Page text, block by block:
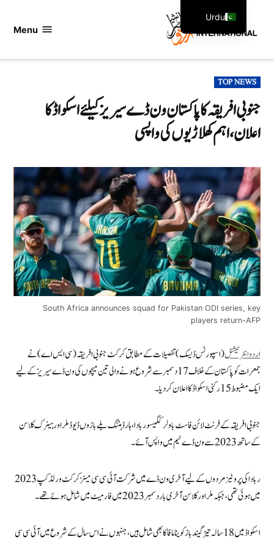
Menu
POSTED
IN
TOP NEWS
جنوبی افریقہ کا پاکستان ون ڈے سیریز کیلئے اسکواڈ کا
اعلان، اہم کھلاڑیوں کی واپسی
South Africa announces squad for Pakistan ODI series, key
players return-AFP
اردوانٹرنیشنل(اسپورٹس ڈیسک) تفصیلات کے مطابق کرکٹ جنوبی افریقہ (سی ایس اے) نے
جمعرات کو پاکستان کے خلاف 17 دسمبر سے شروع ہونے والی تین میچوں کی ون ڈے سیریز کے لیے
ایک مضبوط 15 رکنی اسکواڈ کا اعلان کر دیا۔
جنوبی افریقہ کے فرنٹ لائن فاسٹ باولر کگیسو ربادا، ہارڈ ہٹنگ بلے بازوں ڈیوڈ ملر اور ہینرک کلاسن
کے ساتھ 2023 سے ون ڈے ٹیم میں واپس آئے۔
ربادا کی پروٹیز مردوں کے لیے آخری ون ڈے میں شرکت آئی سی سی مینز کرکٹ ورلڈ کپ 2023
میں ہوئی تھی، جبکہ ملر اور کلاسن آخری بار دسمبر 2023 میں فارمیٹ میں شامل ہوئے تھے۔
اسکواڈ میں 18 سالہ تیز گیند باز کوینا مافاکا بھی شامل ہیں، جنہوں نے اس سال کے شروع میں آئی سی سی
Urdu
English